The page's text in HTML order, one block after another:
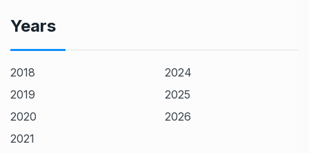
Years
2018
2019
2020
2021
2024
2025
2026